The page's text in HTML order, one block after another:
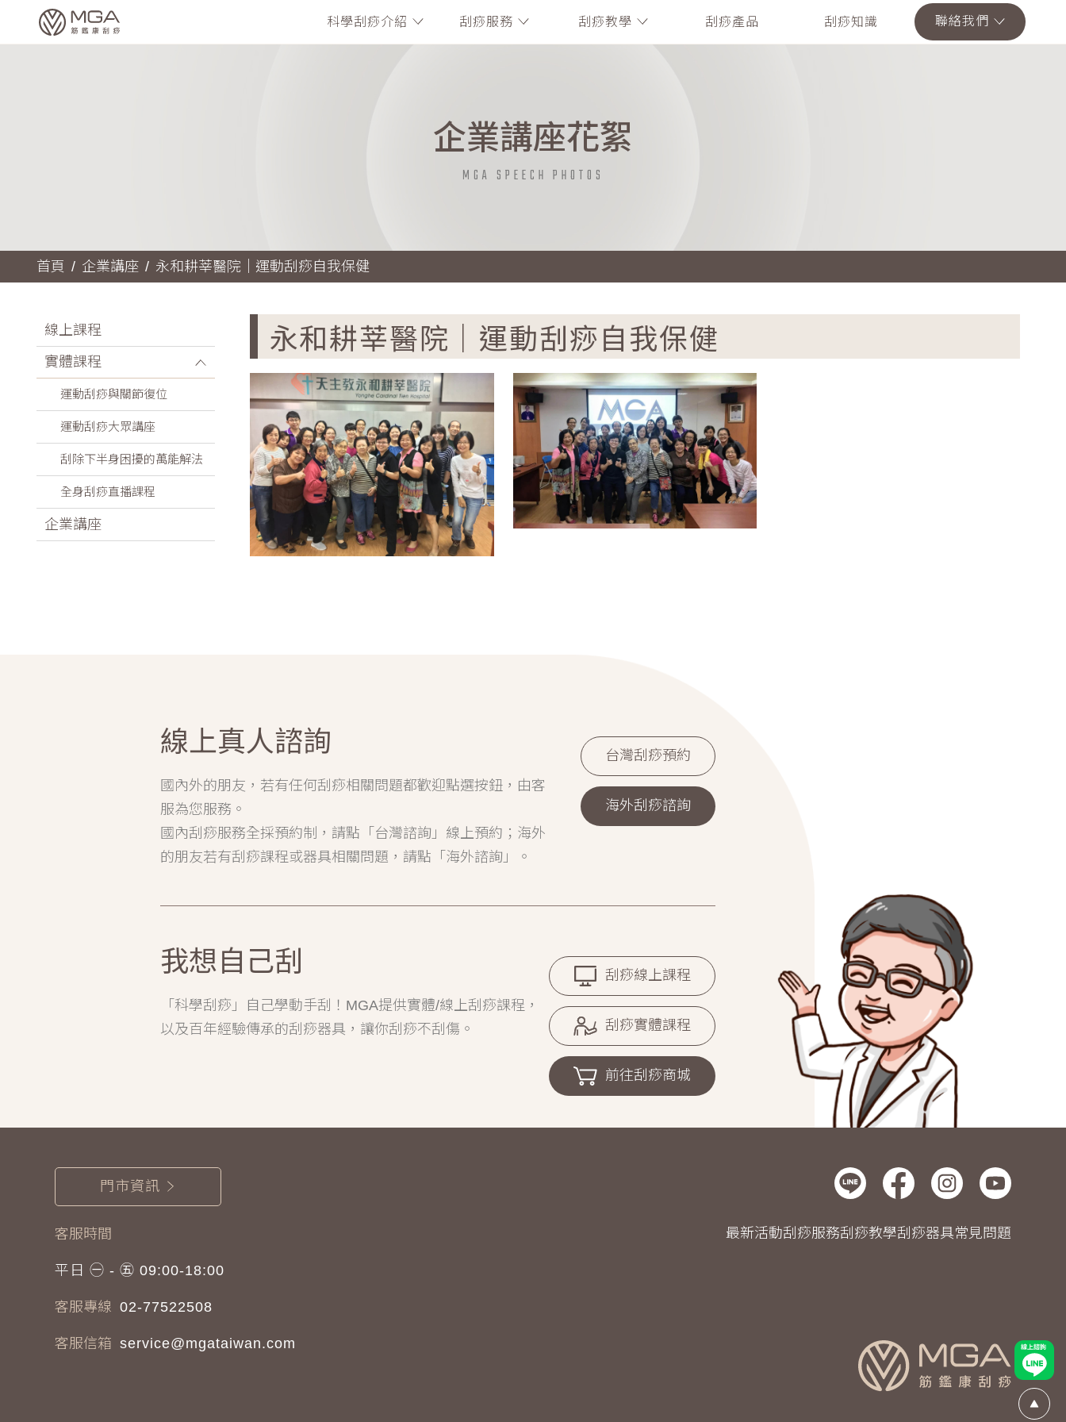
科學刮痧介紹 刮痧服務 刮痧教學 刮痧產品 刮痧知識 聯絡我們
企業講座花絮
MGA SPEECH PHOTOS
首頁 企業講座 永和耕莘醫院｜運動刮痧自我保健
線上課程
實體課程
運動刮痧與關節復位
運動刮痧大眾講座
刮除下半身困擾的萬能解法
全身刮痧直播課程
企業講座
永和耕莘醫院｜運動刮痧自我保健
線上諮
Go Top
線上真人諮詢
國內外的朋友，若有任何刮痧相關問題都歡迎點選按鈕，由客
服為您服務。
國內刮痧服務全採預約制，請點「台灣諮詢」線上預約；海外
的朋友若有刮痧課程或器具相關問題，請點「海外諮詢」。
台灣刮痧預約
海外刮痧諮詢
我想自己刮
「科學刮痧」自己學動手刮！MGA提供實體/線上刮痧課程，
以及百年經驗傳承的刮痧器具，讓你刮痧不刮傷。
刮痧線上課程
刮痧實體課程
前往刮痧商城
門市資訊
客服時間
平日 ㊀ - ㊄ 09:00-18:00
客服專線 02-77522508
客服信箱 service@mgataiwan.com
最新活動刮痧服務刮痧教學刮痧器具常見問題